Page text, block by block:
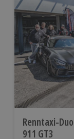
Renntaxi-
911 GT3